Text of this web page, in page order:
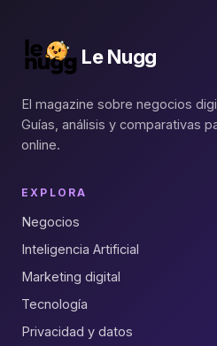
Le Nugg
El magazine sobre negocios
Guías, análisis y comparativas
online.
EXPLORA
Negocios
Inteligencia Artificial
Marketing digital
Tecnología
Privacidad y datos